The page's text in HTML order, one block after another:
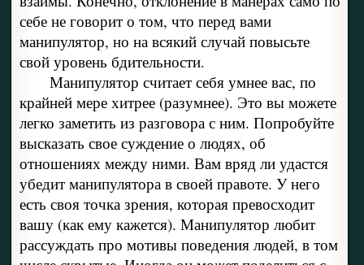
себе не говорит о том, что перед вами
манипулятор, но на всякий случай повысьте
свой уровень бдительности.
Манипулятор считает себя умнее вас, по
крайней мере хитрее (разумнее). Это вы можете
легко заметить из разговора с ним. Попробуйте
высказать свое суждение о людях, об
отношениях между ними. Вам вряд ли удастся
убедит манипулятора в своей правоте. У него
есть своя точка зрения, которая превосходит
вашу (как ему кажется). Манипулятор любит
рассуждать про мотивы поведения людей, в том